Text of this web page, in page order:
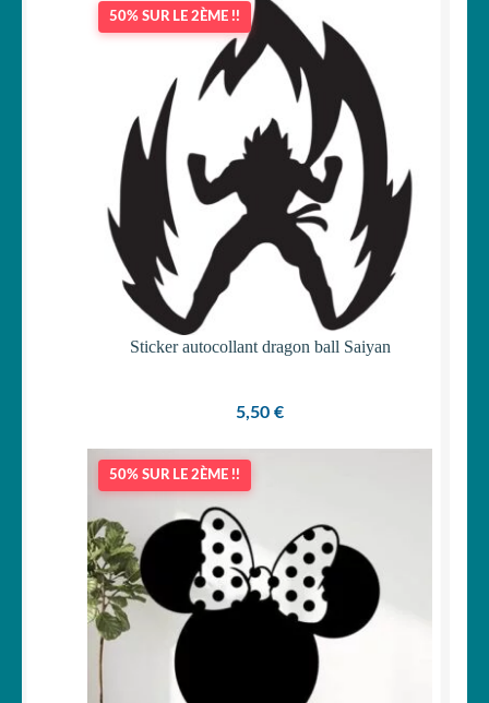
50% SUR LE 2ÈME !!
Sticker autocollant dragon ball Saiyan
5,50 €
50% SUR LE 2ÈME !!